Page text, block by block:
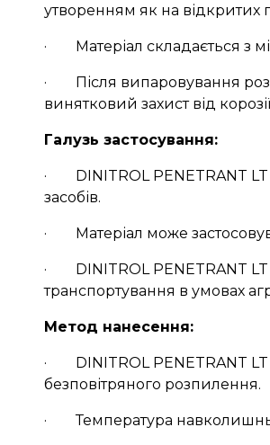
утворенням як на відкритих
· Матеріал складається з
· Після випаровування
винятковий захист від
Галузь застосування:
· DINITROL PENETRANT LT
засобів.
· Матеріал може
· DINITROL PENETRANT LT
транспортування в умовах
Метод нанесення:
· DINITROL PENETRANT LT
безповітряного розпилення.
· Температура